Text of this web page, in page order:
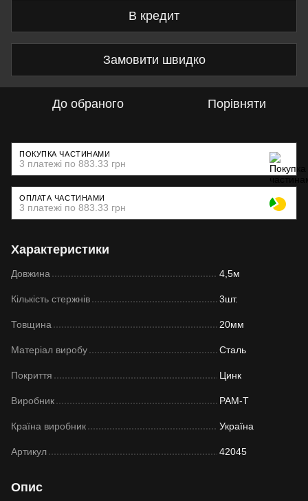
В кредит
Замовити швидко
До обраного Порівняти
ПОКУПКА ЧАСТИНАМИ
3 платежі по 883.33 грн
ОПЛАТА ЧАСТИНАМИ
3 платежі по 883.33 грн
Характеристики
Довжина 4,5м
Кількість стержнів 3шт.
Товщина 20мм
Матеріал виробу Сталь
Покриття Цинк
Виробник РАМ-Т
Країна виробник Україна
Артикул 42045
Опис